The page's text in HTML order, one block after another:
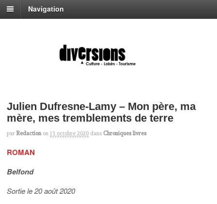
Navigation
Julien Dufresne-Lamy – Mon père, ma
mère, mes tremblements de terre
par Redaction on 13 octobre 2020 dans Chroniques livres
ROMAN
Belfond
Sortie le 20 août 2020